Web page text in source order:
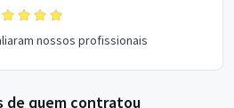
nossos profissionais
de quem contratou